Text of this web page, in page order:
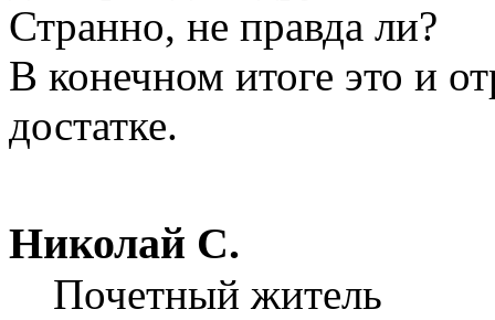
Странно, не правда ли?
В конечном итоге это и
достатке.
Николай С.
Почетный житель